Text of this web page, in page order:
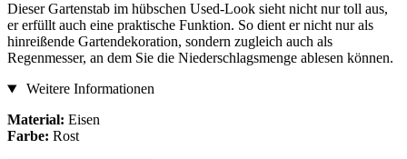
Dieser Gartenstab im hübschen Used-Look sieht nicht nur toll aus,
er erfüllt auch eine praktische Funktion. So dient er nicht nur als
hinreißende Gartendekoration, sondern zugleich auch als
Regenmesser, an dem Sie die Niederschlagsmenge ablesen können.
Weitere Informationen
Material: Eisen
Farbe: Rost